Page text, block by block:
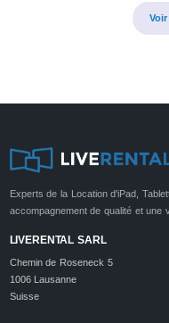
Experts de la Location d'iPad,
accompagnement de qualité et une
LIVERENTAL SARL
Chemin de Roseneck 5
1006 Lausanne
Suisse